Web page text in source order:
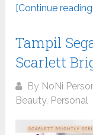
[Continue
Tampil
Scarlett
By NoNi
Beauty, Personal